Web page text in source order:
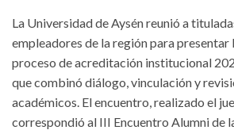
La Universidad de Aysén reunió a
empleadores de la región para presentar
proceso de acreditación institucional
que combinó diálogo, vinculación y
académicos. El encuentro, realizado el
correspondió al III Encuentro Alumni de